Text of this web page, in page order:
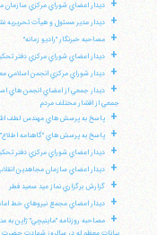
+ ديدار اعضاي شوراي مركزي سازمان
+ ديدار مدير مسئول و هيأت تحريريه
+ مصاحبه خبرنگار "راديو زمانه"
+ ديدار اعضاي شوراي مركزي دفتر
+ ديدار شوراي مركزي انجمن اسلامي
+
ديدار جمعي از اعضاي انجمن هاي
جمعي از اقشار مختلف مردم
+ پاسخ به پرسش هاي مهندس لطف الله
+ پاسخ به پرسش هاي "گاهنامه
+ ديدار اعضاي شوراي مركزي دفتر
+ ديدار اعضاي سازمان مجاهدين
+ گزارش برگزاري نماز عيد سعيد فطر
+ ديدار اعضاي مجمع نيروهاي خط
+
مصاحبه روزنامه "ماينيچي" ژاپن به